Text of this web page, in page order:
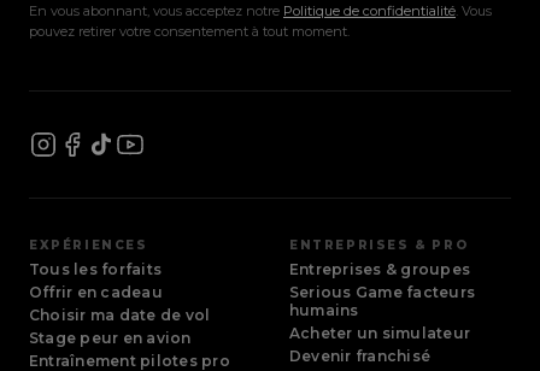
En vous abonnant, vous acceptez notre Politique de confidentialité. Vous
pouvez retirer votre consentement à tout moment.
EXPÉRIENCES
Tous les forfaits
Offrir en cadeau
Choisir ma date de vol
Stage peur en avion
Entraînement pilotes pro
ENTREPRISES & PRO
Entreprises & groupes
Serious Game facteurs
humains
Acheter un simulateur
Devenir franchisé